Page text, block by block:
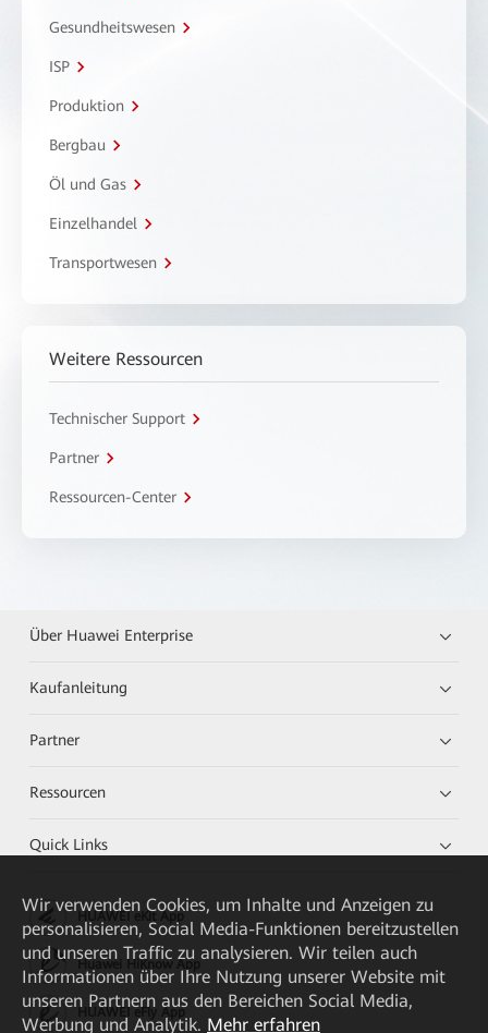
Gesundheitswesen
ISP
Produktion
Bergbau
Öl und Gas
Einzelhandel
Transportwesen
Weitere Ressourcen
Technischer Support
Partner
Ressourcen-Center
Über Huawei Enterprise
Kaufanleitung
Partner
Ressourcen
Quick Links
HUAWEI eKit App
Huawei HiKnow App
HUAWEI eFly App
Wir verwenden Cookies, um Inhalte und Anzeigen zu
personalisieren, Social Media-Funktionen bereitzustellen
und unseren Traffic zu analysieren. Wir teilen auch
Informationen über Ihre Nutzung unserer Website mit
unseren Partnern aus den Bereichen Social Media,
Werbung und Analytik. Mehr erfahren